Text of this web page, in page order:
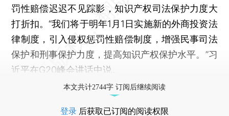
罚性赔偿迟迟不见踪影，知识产权司法保护力度大
打折扣。“我们将于明年1月1日实施新的外商投资法
律制度，引入侵权惩罚性赔偿制度，增强民事司法
保护和刑事保护力度，提高知识产权保护水平。”习
近平在G20峰会讲话中说。
本文共计2744字 订阅后继续阅读
登录 后获取已订阅的阅读权限